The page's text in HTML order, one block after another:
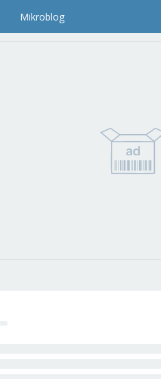
Mikroblog